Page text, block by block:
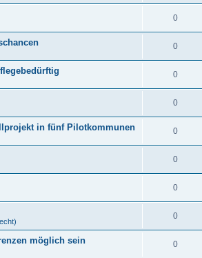
0
0
0
0
in fünf Pilotkommunen 0
0
0
0
möglich sein 0